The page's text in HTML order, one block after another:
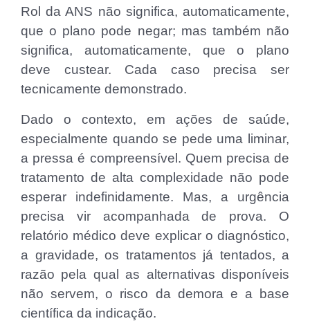
Rol da ANS não significa, automaticamente,
que o plano pode negar; mas também não
significa, automaticamente, que o plano
deve custear. Cada caso precisa ser
tecnicamente demonstrado.
Dado o contexto, em ações de saúde,
especialmente quando se pede uma liminar,
a pressa é compreensível. Quem precisa de
tratamento de alta complexidade não pode
esperar indefinidamente. Mas, a urgência
precisa vir acompanhada de prova. O
relatório médico deve explicar o diagnóstico,
a gravidade, os tratamentos já tentados, a
razão pela qual as alternativas disponíveis
não servem, o risco da demora e a base
científica da indicação.